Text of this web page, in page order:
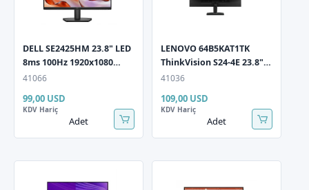
DELL SE2425HM 23.8" LED
8ms 100Hz 1920x1080
FullHD VGA HDMI (VESA)
41066
99,00 USD
KDV Hariç
Adet
LENOVO 64B5KAT1TK
ThinkVision S24-4E 23.8"
LED 4ms 100Hz 1920x1080
Siyah Monitör
41036
109,00 USD
KDV Hariç
Adet